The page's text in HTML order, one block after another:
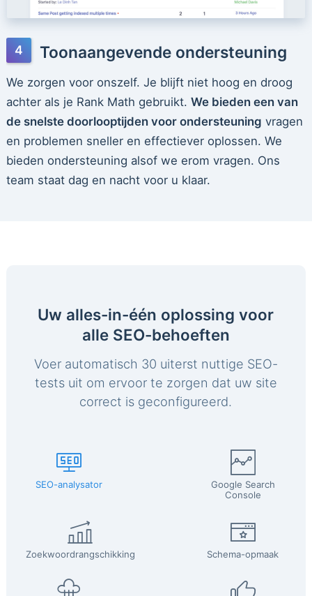
Toonaangevende ondersteuning
We zorgen voor onszelf. Je blijft niet hoog en droog
achter als je Rank Math gebruikt. We bieden een van
de snelste doorlooptijden voor ondersteuning vragen
en problemen sneller en effectiever oplossen. We
bieden ondersteuning alsof we erom vragen. Ons
team staat dag en nacht voor u klaar.
Uw alles-in-één oplossing voor
alle SEO-behoeften
Voer automatisch 30 uiterst nuttige SEO-
tests uit om ervoor te zorgen dat uw site
correct is geconfigureerd.
SEO-analysator
Google Search
Console
Zoekwoordrangschikking Schema-opmaak